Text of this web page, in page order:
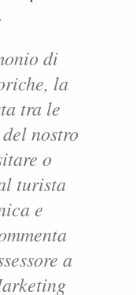
di
la
tra le
nostro
o
turista
e
a